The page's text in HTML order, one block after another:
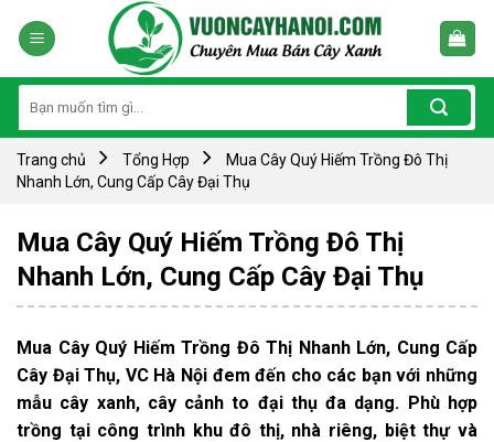
kiếm:
Trang chủ Tổng Hợp
Mua Cây Quý Hiếm Trồng Đô Thị
Nhanh Lớn, Cung Cấp Cây Đại Thụ
Mua Cây Quý Hiếm Trồng Đô Thị
Nhanh Lớn, Cung Cấp Cây Đại Thụ
Mua Cây Quý Hiếm Trồng Đô Thị Nhanh Lớn, Cung Cấp
Cây Đại Thụ, VC Hà Nội đem đến cho các bạn với những
mẫu cây xanh, cây cảnh to đại thụ đa dạng. Phù hợp
trồng tại công trình khu đô thị, nhà riêng, biệt thự và